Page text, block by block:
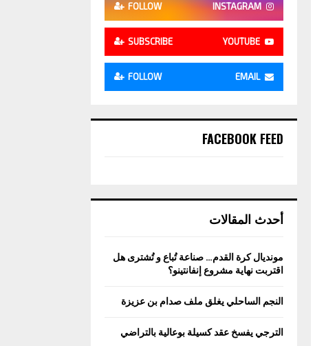
INSTAGRAM
FOLLOW
YOUTUBE
SUBSCRIBE
EMAIL
FOLLOW
FACEBOOK FEED
أحدث المقالات
مونديال كرة القدم… صناعة تُباع و تُشترى هل
اقتربت نهاية مشروع إنفانتينو؟
النجم الساحلي يغلق ملف صدام بن عزيزة
الترجي يفسخ عقد كسيلة بوعالية بالتراضي